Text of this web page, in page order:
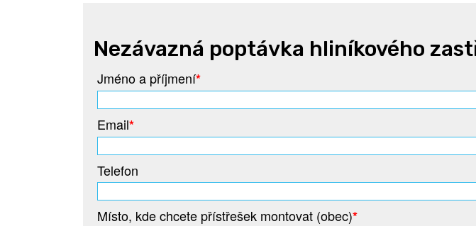
Nezávazná poptávka hliníkového
Jméno a příjmení*
Email*
Telefon
Místo, kde chcete přístřešek montovat (obec)*